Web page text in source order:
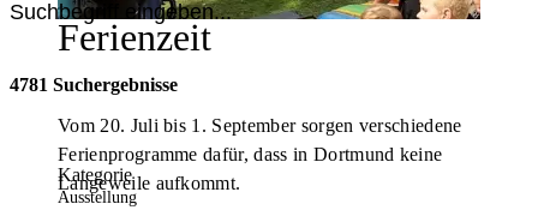
Ferienzeit
Vom 20. Juli bis 1. September sorgen verschiedene
Ferienprogramme dafür, dass in Dortmund keine
Langeweile aufkommt.
4781 Suchergebnisse
Kategorie
Ausstellung